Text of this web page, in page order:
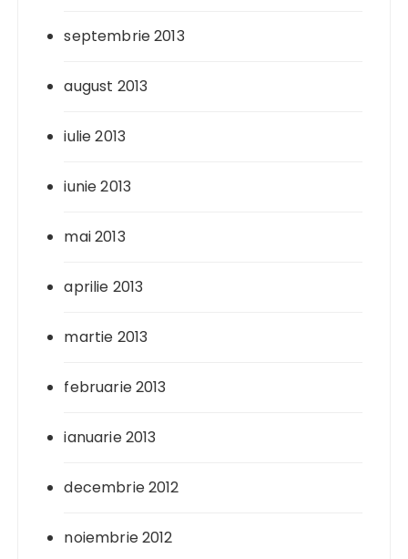
septembrie 2013
august 2013
iulie 2013
iunie 2013
mai 2013
aprilie 2013
martie 2013
februarie 2013
ianuarie 2013
decembrie 2012
noiembrie 2012